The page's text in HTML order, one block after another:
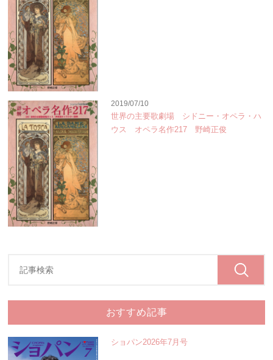
2019/07/10
世界の主要歌劇場 シドニー・オペラ・ハ
ウス オペラ名作217 野崎正俊
おすすめ記事
ショパン2026年7月号